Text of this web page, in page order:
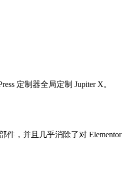
定制器全局定制 Jupiter X。
件，并且几乎消除了对 Elementor